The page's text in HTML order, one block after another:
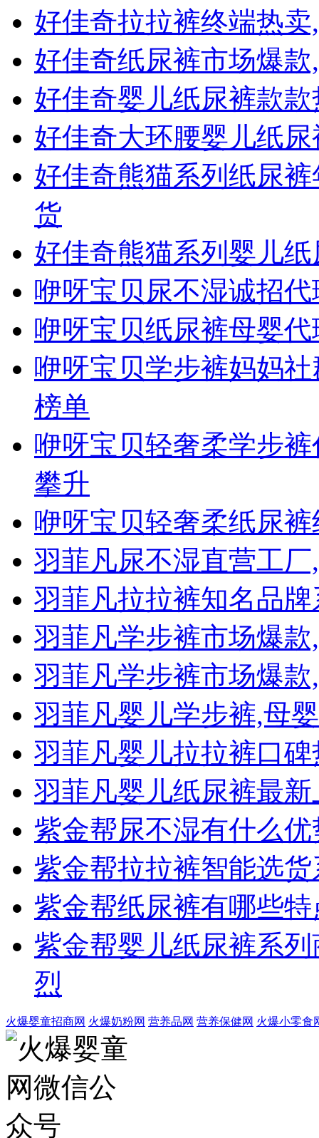
好佳奇拉拉裤终端热
好佳奇纸尿裤市场爆
好佳奇婴儿纸尿裤款
好佳奇大环腰婴儿纸
好佳奇熊猫系列纸尿
货
好佳奇熊猫系列婴儿
咿呀宝贝尿不湿诚招
咿呀宝贝纸尿裤母婴
咿呀宝贝学步裤妈妈
榜单
咿呀宝贝轻奢柔学步
攀升
咿呀宝贝轻奢柔纸尿
羽菲凡尿不湿直营工
羽菲凡拉拉裤知名品
羽菲凡学步裤市场爆
羽菲凡学步裤市场爆
羽菲凡婴儿学步裤,母
羽菲凡婴儿拉拉裤口
羽菲凡婴儿纸尿裤最
紫金帮尿不湿有什么优
紫金帮拉拉裤智能选
紫金帮纸尿裤有哪些特
紫金帮婴儿纸尿裤系
烈
火爆婴童招商网 火爆奶粉网 营养品网 营养保健网 火爆小零食